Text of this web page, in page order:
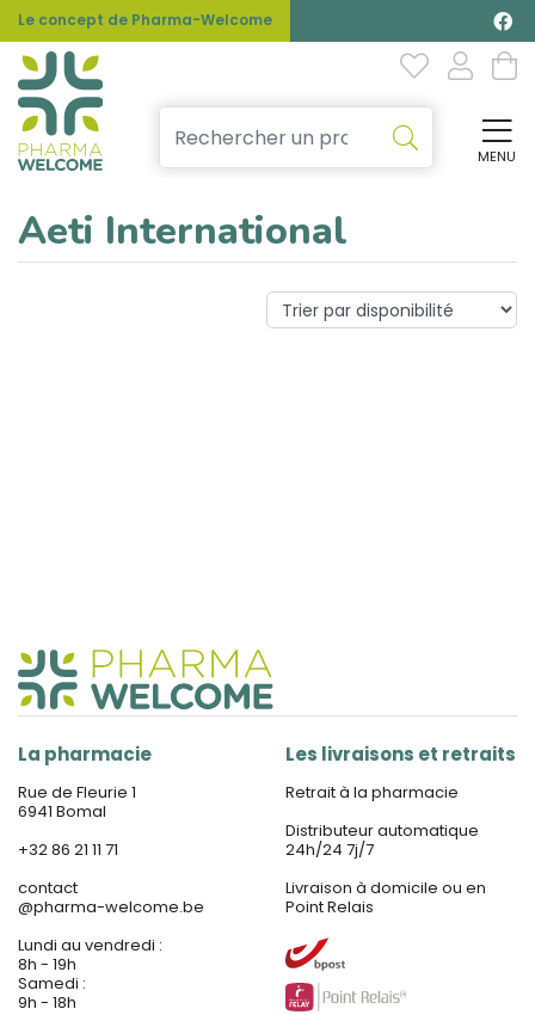
Le concept de Pharma-Welcome
MENU
Aeti International
La pharmacie
Rue de Fleurie 1
6941 Bomal
+32 86 21 11 71
contact
@pharma-welcome.be
Lundi au vendredi :
8h - 19h
Samedi :
9h - 18h
Les livraisons et retraits
Retrait à la pharmacie
Distributeur automatique
24h/24 7j/7
Livraison à domicile ou en
Point Relais